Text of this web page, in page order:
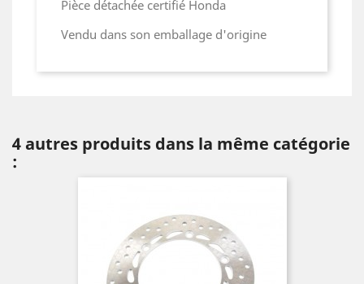
Pièce détachée certifié Honda
Vendu dans son emballage d'origine
4 autres produits dans la même catégorie
: